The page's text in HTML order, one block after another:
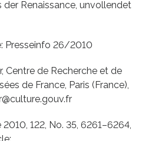
der Renaissance, unvollendet
Presseinfo 26/2010
Centre de Recherche et de
de France, Paris (France),
122, No. 35, 6261–6264,